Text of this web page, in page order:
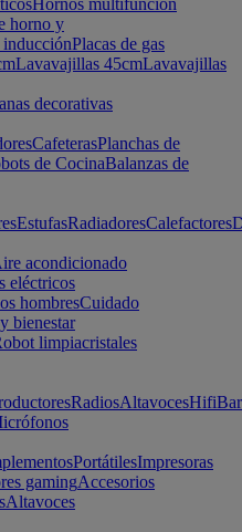
Hornos multifunción
horno y
inducciónPlacas de gas
Lavavajillas 45cmLavavajillas
decorativas
CafeterasPlanchas de
de CocinaBalanzas de
EstufasRadiadoresCalefactores
acondicionado
eléctricos
hombresCuidado
bienestar
limpiacristales
RadiosAltavocesHifi
PortátilesImpresoras
gamingAccesorios
Altavoces